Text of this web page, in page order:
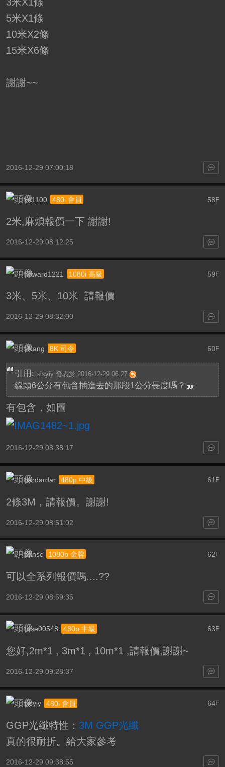
5米X1條
10米X2條
15米X6條
謝謝~~
2016-12-29 07:00:18
58F
kd1100 480i 會員
2米,麻煩報價一下 謝謝!
2016-12-29 08:12:25
59F
howard1221 1080i 高級
3米、5米、10米 請報價
2016-12-29 08:32:00
60F
slkang 8K 司令
引用: sisyiy 發表於 2016-12-29 06:27
線頭6公分有包含插進去的那段1公分長度嗎？
有包含，如圖
2016-12-29 08:38:17
61 F
dardardar 480p 中級
2條3M，請報價。謝謝!
2016-12-29 08:51:02
62 F
pansc 1080p 金牌
可以全系列報價嗎....??
2016-12-29 08:59:35
63 F
rose00548 480p 中級
您好,2m*1 , 3m*1 , 10m*1 ,請報價,謝謝~
2016-12-29 09:28:37
64F
sisyiy 480i 會員
GGP光纖特性： 3M GGP光纖
真的很耐折。給大家參考
2016-12-29 09:38:55